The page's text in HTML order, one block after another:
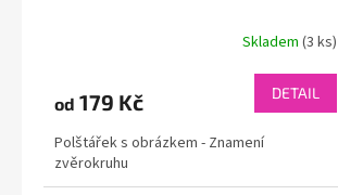
Skladem (3 ks)
od 179 Kč DETAIL
Polštářek s obrázkem - Znamení
zvěrokruhu